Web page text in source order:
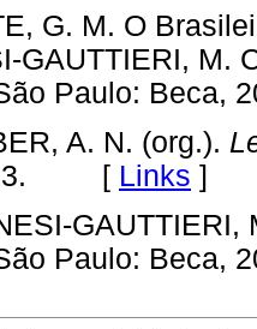
G. M. O
GAUTTIERI, M.
Paulo:
A. N. (org.).
[ Links ]
GAUTTIERI,
Paulo: